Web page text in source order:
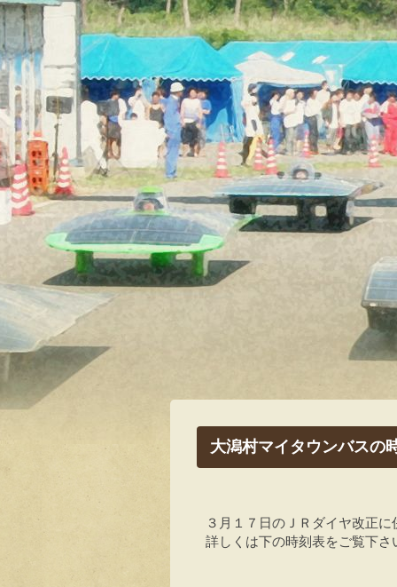
大潟村マイタウンバスの
３月１７日のＪＲダイヤ改正
詳しくは下の時刻表をご覧下さ